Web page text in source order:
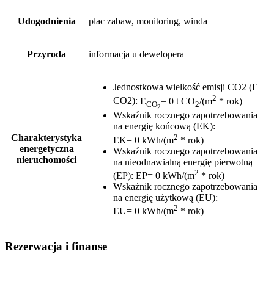
Udogodnienia plac zabaw, monitoring, winda
Przyroda informacja u dewelopera
Charakterystyka
energetyczna
nieruchomości
Jednostkowa wielkość emisji CO2 (E
CO2): ECO2
= 0 t CO2/(m2 * rok)
Wskaźnik rocznego zapotrzebowania
na energię końcową (EK):
EK= 0 kWh/(m2 * rok)
Wskaźnik rocznego zapotrzebowania
na nieodnawialną energię pierwotną
(EP): EP= 0 kWh/(m2 * rok)
Wskaźnik rocznego zapotrzebowania
na energię użytkową (EU):
EU= 0 kWh/(m2 * rok)
Rezerwacja i finanse